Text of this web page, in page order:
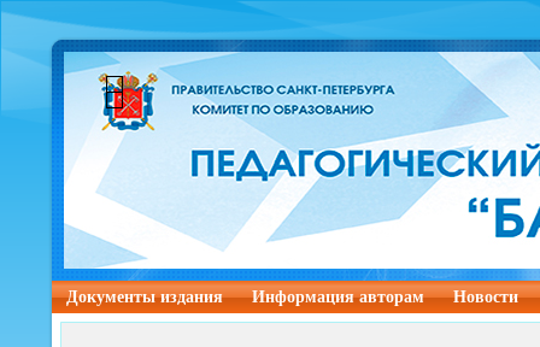
Документы издания Информация авторам Новости